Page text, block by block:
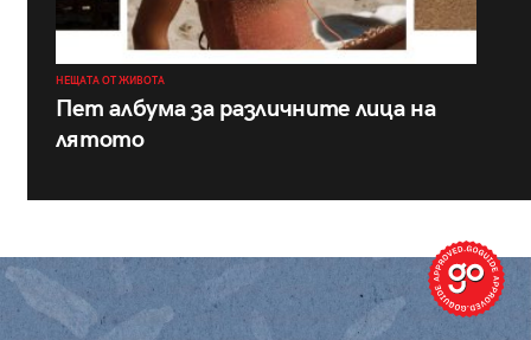
НЕЩАТА ОТ ЖИВОТА
Пет албума за различните лица на
лятото